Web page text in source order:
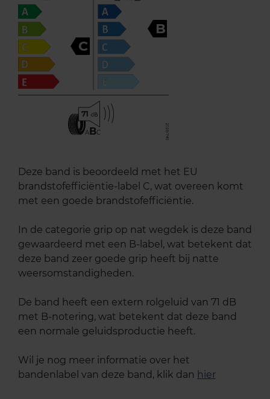
C
B
71
ABC
Deze band is beoordeeld met het EU
brandstofefficiëntie-label C, wat overeen komt
met een goede brandstofefficiëntie.
In de categorie grip op nat wegdek is deze band
gewaardeerd met een B-label, wat betekent dat
deze band zeer goede grip heeft bij natte
weersomstandigheden.
De band heeft een extern rolgeluid van 71 dB
met B-notering, wat betekent dat deze band
een normale geluidsproductie heeft.
Wil je nog meer informatie over het
bandenlabel van deze band, klik dan hier